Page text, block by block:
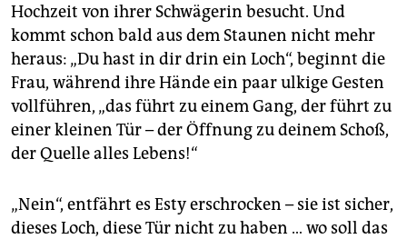
Hochzeit von ihrer Schwägerin besucht. Und
kommt schon bald aus dem Staunen nicht mehr
heraus: „Du hast in dir drin ein Loch“, beginnt die
Frau, während ihre Hände ein paar ulkige Gesten
vollführen, „das führt zu einem Gang, der führt zu
einer kleinen Tür – der Öffnung zu deinem Schoß,
der Quelle alles Lebens!“
„Nein“, entfährt es Esty erschrocken – sie ist sicher,
dieses Loch, diese Tür nicht zu haben … wo soll das